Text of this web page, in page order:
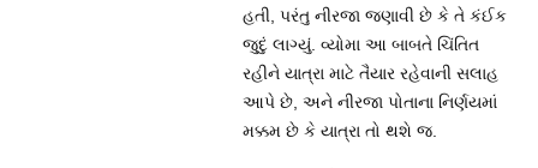
હતી, પરંતુ નીરજા જણાવી છે કે તે કંઈક
જુદું લાગ્યું. વ્યોમા આ બાબતે ચિંતિત
રહીને યાત્રા માટે તૈયાર રહેવાની સલાહ
આપે છે, અને નીરજા પોતાના નિર્ણયમાં
મક્કમ છે કે યાત્રા તો થશે જ.